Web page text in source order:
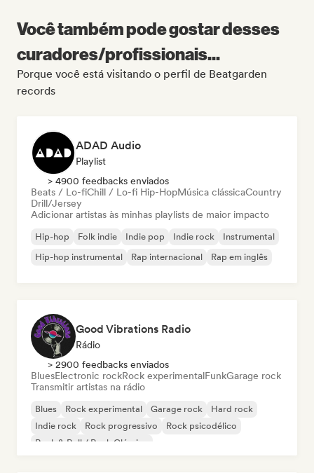
Você também pode gostar desses
curadores/profissionais...
Porque você está visitando o perfil de Beatgarden
records
ADAD Audio
Playlist
> 4900 feedbacks enviados
Beats / Lo-fiChill / Lo-fi Hip-HopMúsica clássicaCountry
Drill/Jersey
Adicionar artistas às minhas playlists de maior impacto
Hip-hop Folk indie Indie pop Indie rock
Instrumental
Hip-hop instrumental
Rap internacional Rap em inglês
Good Vibrations Radio
Rádio
> 2900 feedbacks enviados
BluesElectronic rockRock experimentalFunkGarage rock
Transmitir artistas na rádio
Blues Rock experimental Garage rock
Hard rock
Indie rock
Rock progressivo
Rock psicodélico
Rock & Roll / Rock Clássico